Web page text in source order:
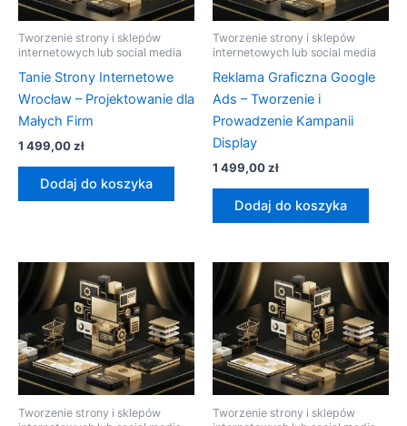
Tworzenie strony i sklepów
internetowych lub social media
Tanie Strony Internetowe
Wrocław – Projektowanie dla
Małych Firm
1 499,00zł
Dodaj do koszyka
Tworzenie strony i sklepów
internetowych lub social media
Reklama Graficzna Google
Ads – Tworzenie i
Prowadzenie Kampanii
Display
1 499,00zł
Dodaj do koszyka
Tworzenie strony i sklepów
Tworzenie strony i sklepów